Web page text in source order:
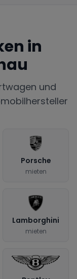
in
und
Porsche
mieten
Lamborghini
mieten